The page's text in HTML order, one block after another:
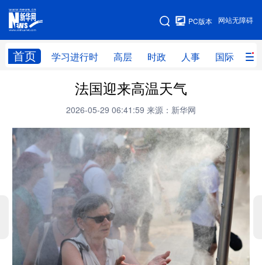
网站无障碍
PC版本
首页 学习进行时 高层 时政 人事 国际 财
网站地图
高层 时政
财经 网评
台湾 思客智库 全球连线 教育
科技 科创 体育
文化 健康 军事
访谈 视频 政务
法律 中央文件 汽车
食品 人居 信息化 数字经济
法国迎来高温天气
2026-05-29 06:41:59 来源：新华网